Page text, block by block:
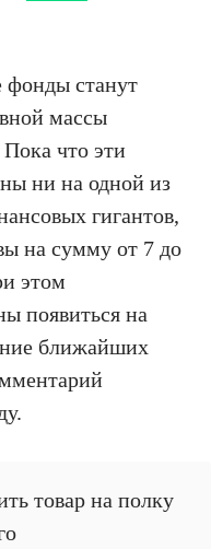
фонды станут
массы
что эти
ни на одной из
гигантов,
на сумму от 7 до
этом
появиться на
ближайших
товар на полку